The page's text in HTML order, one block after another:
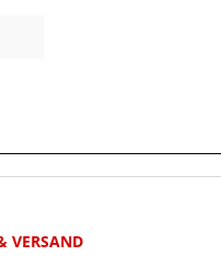
VERSAND